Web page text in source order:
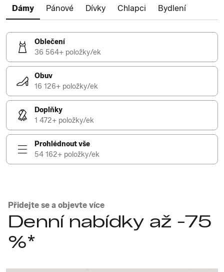
Dámy Pánové Dívky Chlapci Bydlení
Oblečení
36 564+ položky/ek
Obuv
16 126+ položky/ek
Doplňky
1 472+ položky/ek
Prohlédnout vše
54 162+ položky/ek
Přidejte se a objevte více
Denní nabídky až -75
%*